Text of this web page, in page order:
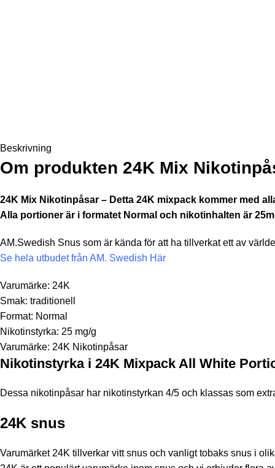
Beskrivning
Om produkten 24K Mix
24K Mix Nikotinpåsar – Detta 24K mixpack kommer med
Alla portioner är i formatet Normal och nikotinhalten är
AM.Swedish Snus som är kända för att ha tillverkat ett av
Se hela utbudet från AM. Swedish Här
Varumärke: 24K
Smak: traditionell
Format: Normal
Nikotinstyrka: 25 mg/g
Varumärke: 24K Nikotinpåsar
Nikotinstyrka i 24K Mixpack All White
Dessa nikotinpåsar har nikotinstyrkan 4/5 och klassas som
24K snus
Varumärket 24K tillverkar vitt snus och vanligt tobaks snus i